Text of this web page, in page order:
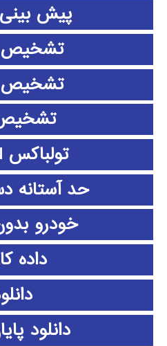
پیش
تشخیص
تولباکس WLAN
حد آستانه
خودرو
داده
دانلود